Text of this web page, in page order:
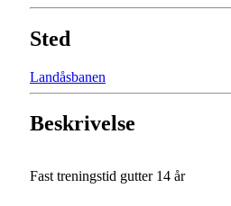
Sted
Landåsbanen
Beskrivelse
Fast treningstid gutter 14 år